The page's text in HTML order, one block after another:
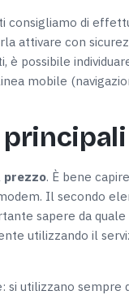
consigliamo di
attivare con
possibile
mobile
prezzo. È bene
Il secondo
sapere da
utilizzando il
si utilizzano sempre